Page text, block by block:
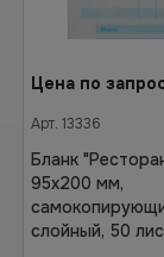
Цена по
Арт. 13336
Бланк
95х200 мм,
слойный, 50